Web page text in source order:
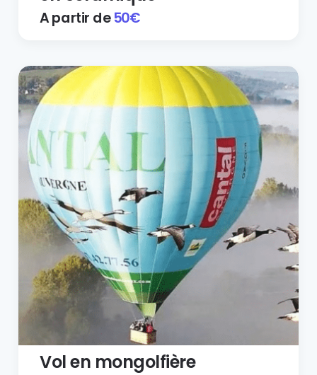
A partir de50€
Vol en mongolfière